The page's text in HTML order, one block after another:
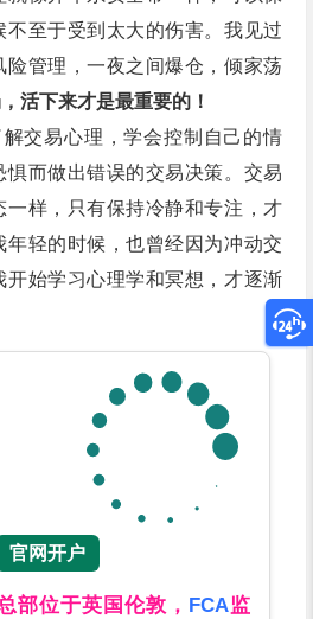
至于受到太大的伤害。我见过
险管理，一夜之间爆仓，倾家荡
活下来才是最重要的！
交易心理，学会控制自己的情
而做出错误的交易决策。交易
一样，只有保持冷静和专注，才
轻的时候，也曾经因为冲动交
开始学习心理学和冥想，才逐渐
官网开户
部位于英国伦敦， FCA监